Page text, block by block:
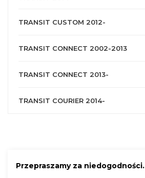
TRANSIT CUSTOM 2012-
TRANSIT CONNECT 2002-2013
TRANSIT CONNECT 2013-
TRANSIT COURIER 2014-
Przepraszamy za niedogodności.